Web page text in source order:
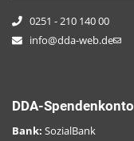
0251 - 210 140 00
info@dda-web.de
DDA-Spendenkonto
Bank: SozialBank